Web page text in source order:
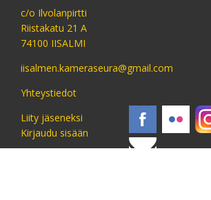
c/o Ilvolanpirtti
Riistakatu 21 A
74100 IISALMI
iisalmen.kameraseura@gmail.com
Yhteystiedot
Liity jäseneksi
Kirjaudu sisään